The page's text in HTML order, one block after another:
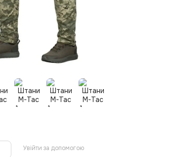
Увійти за допомогою